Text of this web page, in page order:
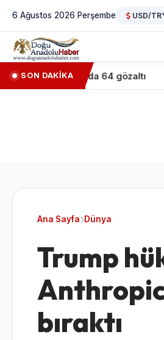
6 Ağustos 2026 Perşembe USD/
SON DAKİKA
64 gözaltı Kamu
Ana Sayfa Dünya
Trump
Anthropic
bıraktı